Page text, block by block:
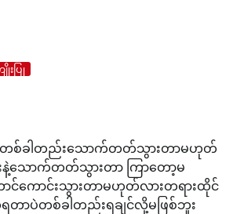
းပြု
ခါတည်းသောက်တတ်သွားတာမဟုတ်
နဲ့သောက်တတ်သွားတာ ကြာတော့မ
ကောင်းသွားတာမဟုတ်လားတရားထိုင်
ာပဲတစ်ခါတည်းရချင်လို့မဖြစ်ဘူး